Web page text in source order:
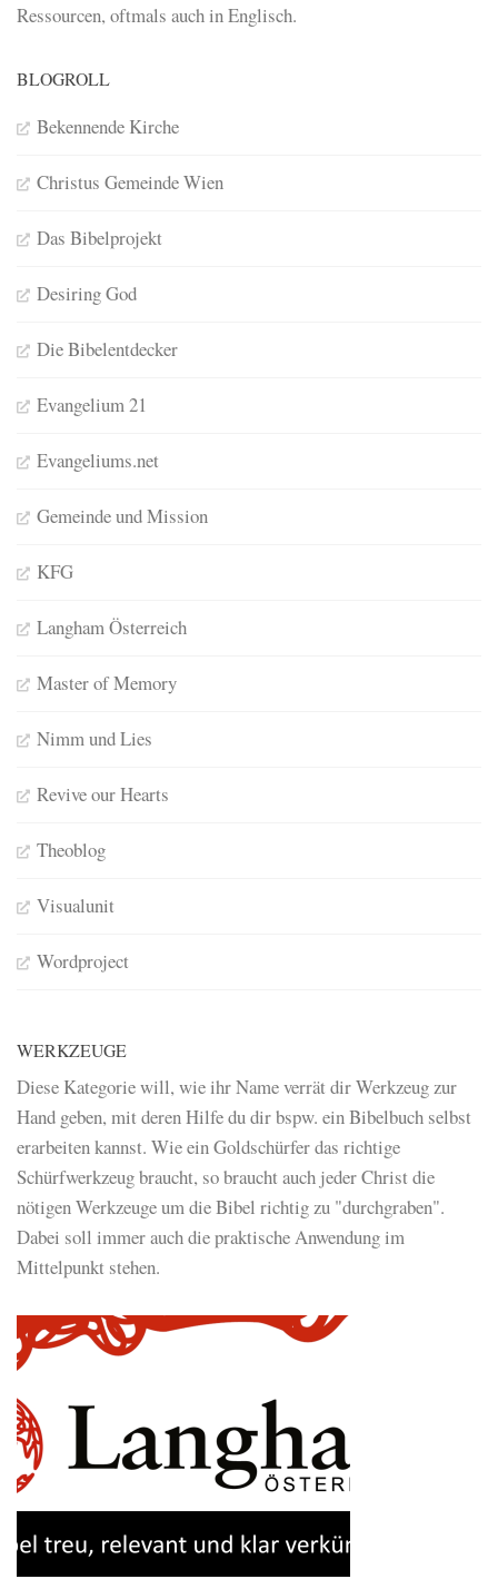
Ressourcen, oftmals auch in Englisch.
BLOGROLL
Bekennende Kirche
Christus Gemeinde Wien
Das Bibelprojekt
Desiring God
Die Bibelentdecker
Evangelium 21
Evangeliums.net
Gemeinde und Mission
KFG
Langham Österreich
Master of Memory
Nimm und Lies
Revive our Hearts
Theoblog
Visualunit
Wordproject
WERKZEUGE
Diese Kategorie will, wie ihr Name verrät dir Werkzeug zur
Hand geben, mit deren Hilfe du dir bspw. ein Bibelbuch selbst
erarbeiten kannst. Wie ein Goldschürfer das richtige
Schürfwerkzeug braucht, so braucht auch jeder Christ die
nötigen Werkzeuge um die Bibel richtig zu "durchgraben".
Dabei soll immer auch die praktische Anwendung im
Mittelpunkt stehen.